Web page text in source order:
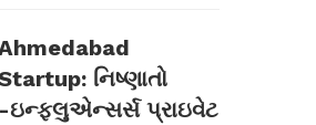
નિષ્ણાતો
-ઇન્ફ્લુએન્સર્સ પ્રાઇવેટ